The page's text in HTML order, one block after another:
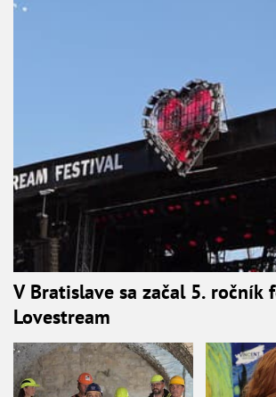
V Bratislave sa začal 5. ročník
Lovestream